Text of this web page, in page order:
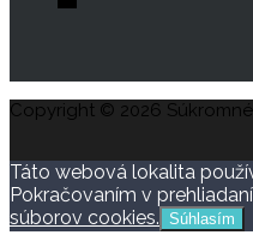
Copyright © 2026
Táto webová lokalita
Pokračovaním v
súborov cookies. Súhlasím